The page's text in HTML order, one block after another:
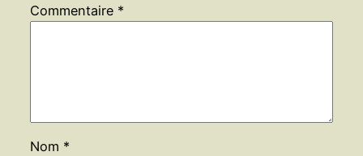
Commentaire *
Nom *